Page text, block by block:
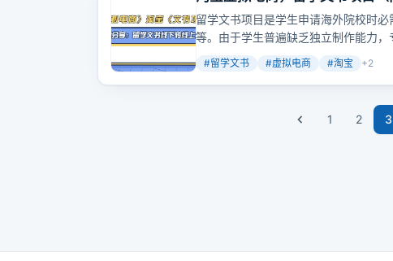
留学文书项目是学生申请海外院校时
等。由于学生普遍缺乏独立制作能力
性价比的文书服务。我们的服务价格
#留学文书 #虚拟电商 #淘宝 +2
1 2 3